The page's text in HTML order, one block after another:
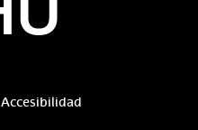
Accesibilidad